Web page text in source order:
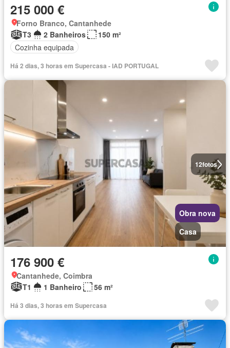
215 000 €
Forno Branco, Cantanhede
T3
2 Banheiros
150 m²
Cozinha equipada
Há 2 dias, 3 horas em Supercasa - IAD PORTUGAL
12fotos
Obra nova
Casa
176 900 €
Cantanhede, Coimbra
T1
1 Banheiro 56 m²
Há 3 dias, 3 horas em Supercasa